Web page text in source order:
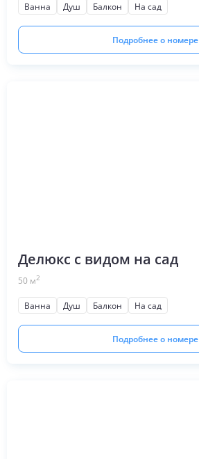
Ванна Душ Балкон На сад
Подробнее о номере
Делюкс с видом на сад
50 м2
Ванна Душ Балкон На сад
Подробнее о номере